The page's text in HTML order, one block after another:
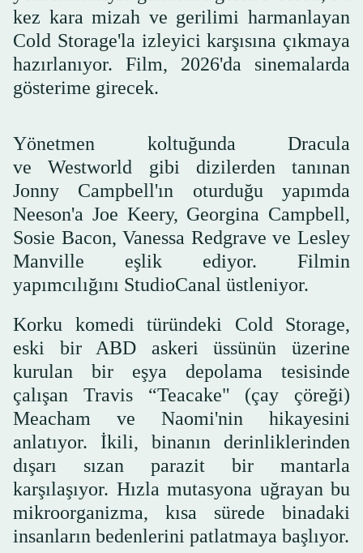
kez kara mizah ve gerilimi harmanlayan
Cold Storage'la izleyici karşısına çıkmaya
hazırlanıyor. Film, 2026'da sinemalarda
gösterime girecek.
Yönetmen koltuğunda Dracula
ve Westworld gibi dizilerden tanınan
Jonny Campbell'ın oturduğu yapımda
Neeson'a Joe Keery, Georgina Campbell,
Sosie Bacon, Vanessa Redgrave ve Lesley
Manville eşlik ediyor. Filmin
yapımcılığını StudioCanal üstleniyor.
Korku komedi türündeki Cold Storage,
eski bir ABD askeri üssünün üzerine
kurulan bir eşya depolama tesisinde
çalışan Travis “Teacake" (çay çöreği)
Meacham ve Naomi'nin hikayesini
anlatıyor. İkili, binanın derinliklerinden
dışarı sızan parazit bir mantarla
karşılaşıyor. Hızla mutasyona uğrayan bu
mikroorganizma, kısa sürede binadaki
insanların bedenlerini patlatmaya başlıyor.